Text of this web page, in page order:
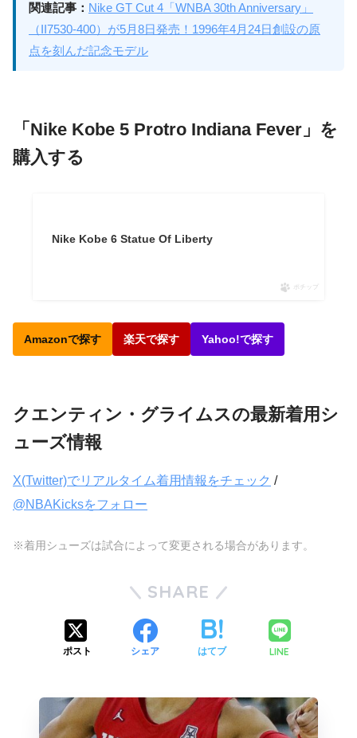
関連記事： Nike GT Cut 4「WNBA 30th Anniversary」
（II7530-400）が5月8日発売！1996年4月24日創設の原
点を刻んだ記念モデル
「Nike Kobe 5 Protro Indiana Fever」を
購入する
Nike Kobe 6 Statue Of Liberty
ポチップ
Amazonで探す 楽天で探す Yahoo!で探す
クエンティン・グライムスの最新着用シ
ューズ情報
X(Twitter)でリアルタイム着用情報をチェック /
@NBAKicksをフォロー
※着用シューズは試合によって変更される場合があります。
SHARE
ポスト シェア はてブ LINE